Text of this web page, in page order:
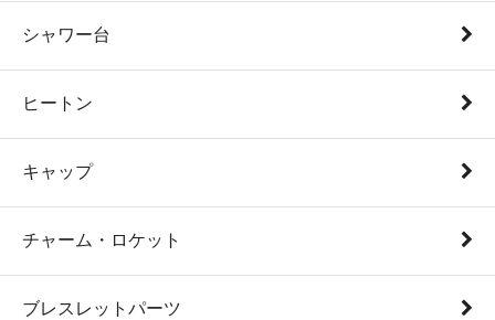
シャワー台
ヒートン
キャップ
チャーム・ロケット
ブレスレットパーツ